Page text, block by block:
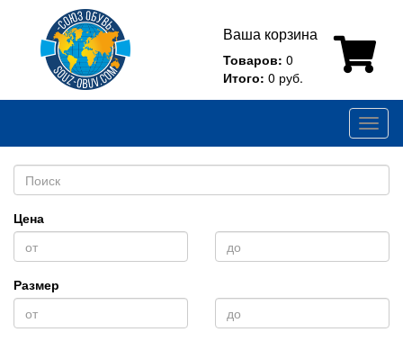
Ваша корзина
Товаров: 0
Итого: 0 руб.
Цена
Размер